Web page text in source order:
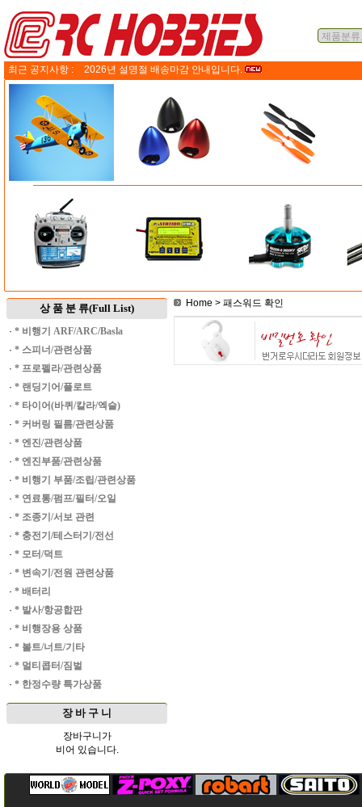
최근 공지사항 : 2026년 설명절 배송마감 안내입니다.
상 품 분 류(Full List)
· * 비행기 ARF/ARC/Basla
· * 스피너/관련상품
· * 프로펠라/관련상품
· * 랜딩기어/플로트
· * 타이어(바퀴/칼라/엑슬)
· * 커버링 필름/관련상품
· * 엔진/관련상품
· * 엔진부품/관련상품
· * 비행기 부품/조립/관련상품
· * 연료통/펌프/필터/오일
· * 조종기/서보 관련
· * 충전기/테스터기/전선
· * 모터/덕트
· * 변속기/전원 관련상품
· * 배터리
· * 발사/항공합판
· * 비행장용 상품
· * 볼트/너트/기타
· * 멀티콥터/짐벌
· * 한정수량 특가상품
장 바 구 니
장바구니가
비어 있습니다.
Home > 패스워드 확인